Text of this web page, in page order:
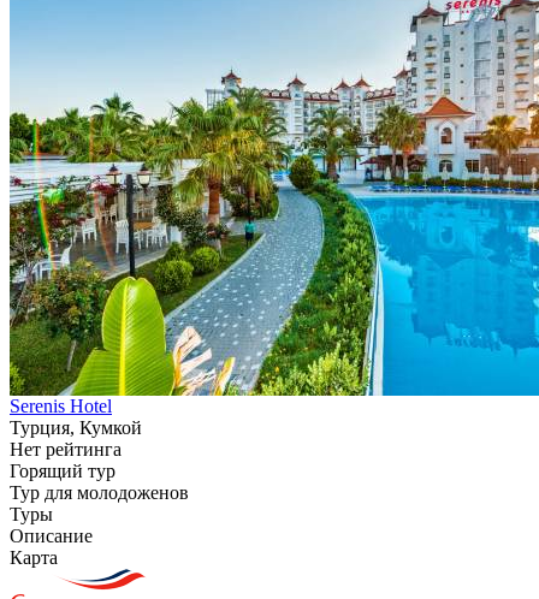
Serenis Hotel
Турция, Кумкой
Нет рейтинга
Горящий тур
Тур для молодоженов
Туры
Описание
Карта